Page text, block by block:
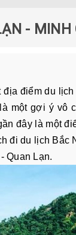
- MINH
điểm du
một gợi ý vô
đây là một
đi du lịch Bắc
Quan Lạn.